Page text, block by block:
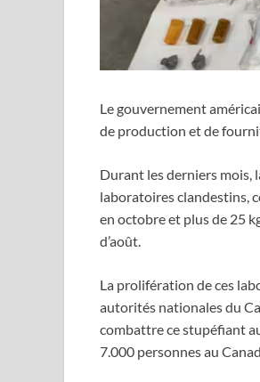
Le gouvernement
de production et de
Durant les derniers mois,
laboratoires clandestins,
en octobre et plus de 25
d’août.
La prolifération de ces
autorités nationales du
combattre ce stupéfiant
7.000 personnes au